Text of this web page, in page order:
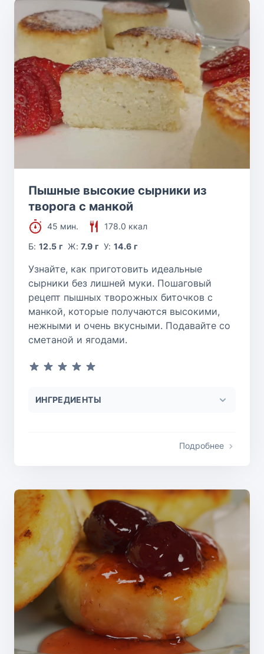
Пышные высокие сырники из
творога с манкой
45 мин.
178.0 ккал
Б:12.5 г Ж:7.9 г У:14.6 г
Узнайте, как приготовить идеальные
сырники без лишней муки. Пошаговый
рецепт пышных творожных биточков с
манкой, которые получаются высокими,
нежными и очень вкусными. Подавайте со
сметаной и ягодами.
ИНГРЕДИЕНТЫ
Подробнее